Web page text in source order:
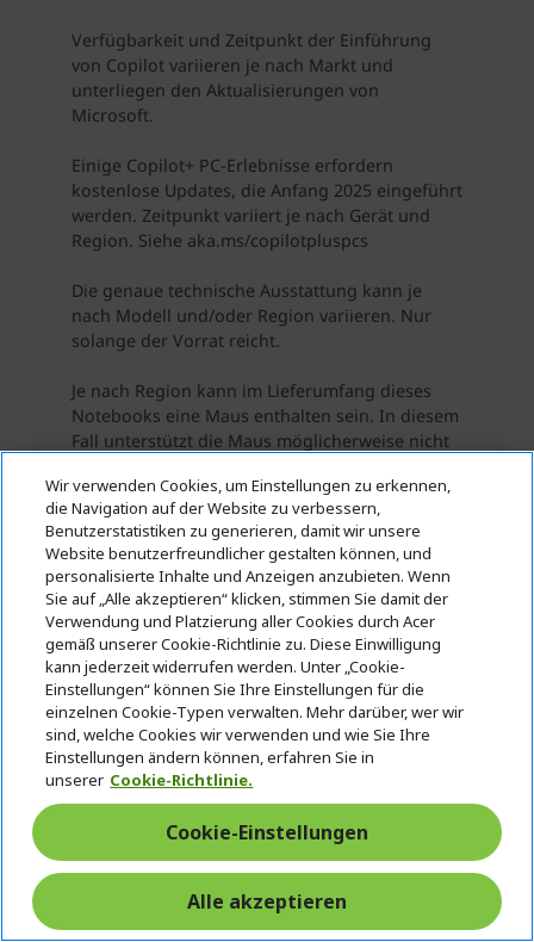
Technische Daten
Wir verwenden Cookies, um Einstellungen zu erkennen,
die Navigation auf der Website zu verbessern,
Benutzerstatistiken zu generieren, damit wir unsere
Website benutzerfreundlicher gestalten können, und
personalisierte Inhalte und Anzeigen anzubieten. Wenn
Sie auf „Alle akzeptieren“ klicken, stimmen Sie damit der
Verwendung und Platzierung aller Cookies durch Acer
gemäß unserer Cookie-Richtlinie zu. Diese Einwilligung
kann jederzeit widerrufen werden. Unter „Cookie-
Einstellungen“ können Sie Ihre Einstellungen für die
einzelnen Cookie-Typen verwalten. Mehr darüber, wer wir
sind, welche Cookies wir verwenden und wie Sie Ihre
Einstellungen ändern können, erfahren Sie in
unserer Cookie-Richtlinie.
Cookie-Einstellungen
Alle akzeptieren